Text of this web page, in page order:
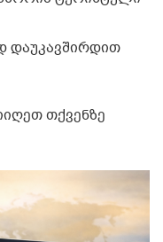
დაუკავშირდით
თქვენზე